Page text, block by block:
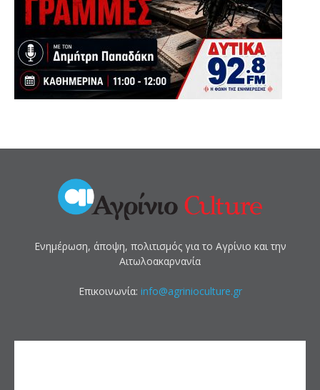
Ενημέρωση, άποψη, πολιτισμός για το Αγρίνιο και την
Αιτωλοακαρνανία
Επικοινωνία: info@agrinioculture.gr